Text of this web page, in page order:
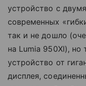
устройство с
современных
так и не дошло
на Lumia 950Xl), но
устройство от
дисплея,